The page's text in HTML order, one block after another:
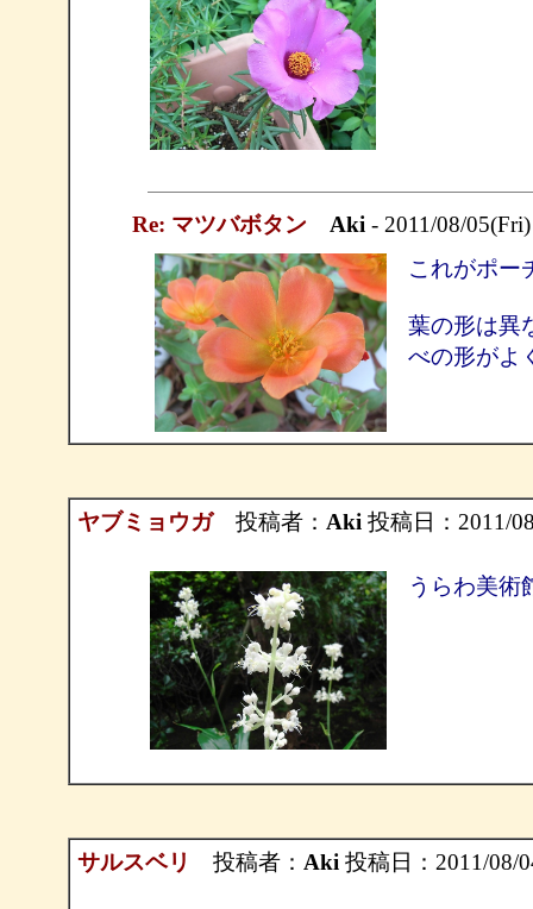
Re: マツバボタン Aki - 2011/08/
これがポー
葉の形は異
べの形がよ
ヤブミョウガ投稿者： Aki 投稿日：2011/
うらわ美術
サルスベリ 投稿者： Aki 投稿日：2011/08/